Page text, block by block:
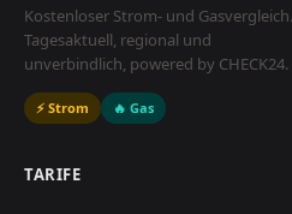
Kostenloser Strom- und Gasvergleich.
Tagesaktuell, regional und
unverbindlich, powered by CHECK24.
⚡ Strom 🔥 Gas
TARIFE